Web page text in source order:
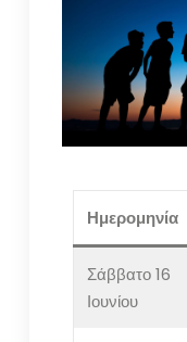
Ημερομηνία
Σάββατο 16
Ιουνίου